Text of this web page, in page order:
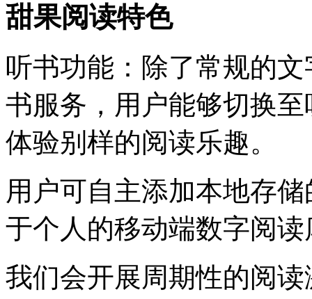
甜果阅读特色
听书功能：除了常规的
书服务，用户能够切换
体验别样的阅读乐趣。
用户可自主添加本地存
于个人的移动端数字阅读
我们会开展周期性的阅